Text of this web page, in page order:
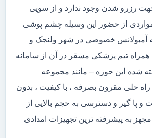
رزرو شدن وجود ندارد و از سویی
از حضور این وسیله چشم پوشی
آمبولانس خصوصی در شهر ولنجک و
همراه تیم پزشکی مسقر در آن از سامانه
شده این حوزه – مانند مجموعه
راه حلی مقرون بصرفه ، با کیفیت ، بدون
پا گیر و دسترسی به حجم بالایی از
به پیشرفته ترین تجهیزات امدادی